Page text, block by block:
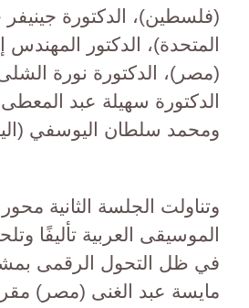
(فلسطين)، الدكتورة جينيفر
المتحدة)، الدكتور
(مصر)، الدكتورة نورة
الدكتورة سهيلة عبد
ومحمد سلطان اليوسفي
وتناولت الجلسة الثانية
الموسيقى العربية تأليفًا
في ظل التحول الرقمى
مايسة عبد الغنى (مصر)